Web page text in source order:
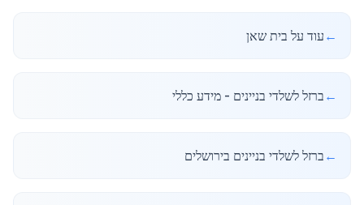
← עוד על בית שאן
← ברזל לשלדי בניינים - מידע כללי
← ברזל לשלדי בניינים בירושלים